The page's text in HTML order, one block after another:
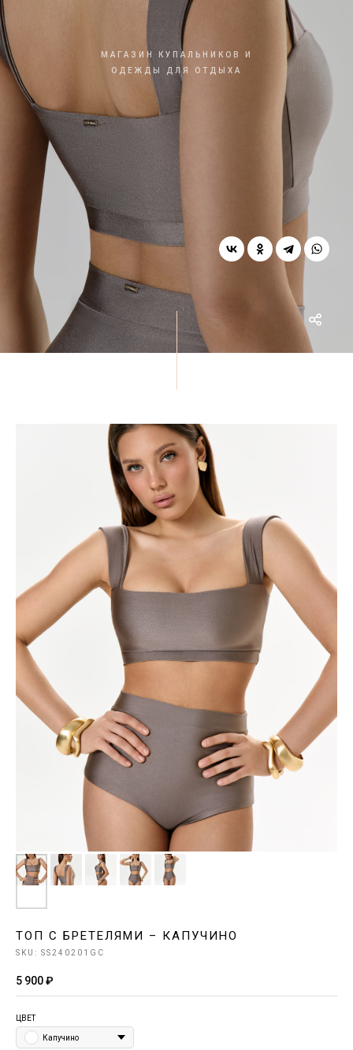
МАГАЗИН КУПАЛЬНИКОВ И
ОДЕЖДЫ ДЛЯ ОТДЫХА
ТОП С БРЕТЕЛЯМИ – КАПУЧИНО
SKU: SS240201GС
5 900₽
ЦВЕТ
Капучино